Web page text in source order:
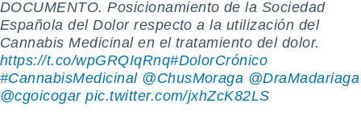
únicos
similares
como
sitio
IP
DOCUMENTO. Posicionamiento de la Sociedad
Española del Dolor respecto a la utilización del
Cannabis Medicinal en el tratamiento del dolor.
https://t.co/wpGRQIqRnq#DolorCrónico
#CannabisMedicinal @ChusMoraga @DraMadariaga
@cgoicogar pic.twitter.com/jxhZcK82LS